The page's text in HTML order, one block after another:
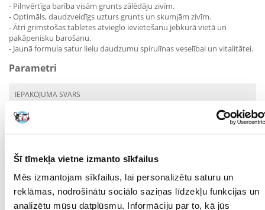
Šī tīmekļa vietne izmanto sīkfailus
Mēs izmantojam sīkfailus, lai personalizētu saturu un
reklāmas, nodrošinātu sociālo saziņas līdzekļu funkcijas un
analizētu mūsu datplūsmu. Informāciju par to, kā jūs
- Pilnvērtīga barība visām grunts zālēdāju zivīm.
- Optimāls, daudzveidīgs uzturs grunts un skumjām zivīm.
- Ātri grimstošas tabletes atvieglo ievietošanu jebkurā vietā un
pakāpenisku barošanu.
- Jaunā formula satur lielu daudzumu spirulīnas veselībai un vitalitātei.
Parametri
IEPAKOJUMA SVARS
PRODUKTU LĪNIJA:
TETRA
Kādi ir produktu vērtēšanas noteikumi?